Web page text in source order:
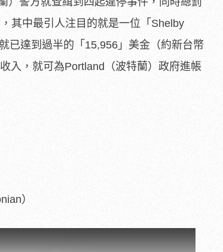
其中最引人注目的就是一位「Shelby
已達到過半的「15,956」美金（約新台幣
入，就可為Portland（波特蘭）政府進帳
）